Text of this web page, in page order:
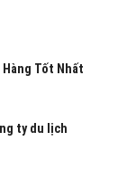
Hàng Tốt Nhất
ty du lịch